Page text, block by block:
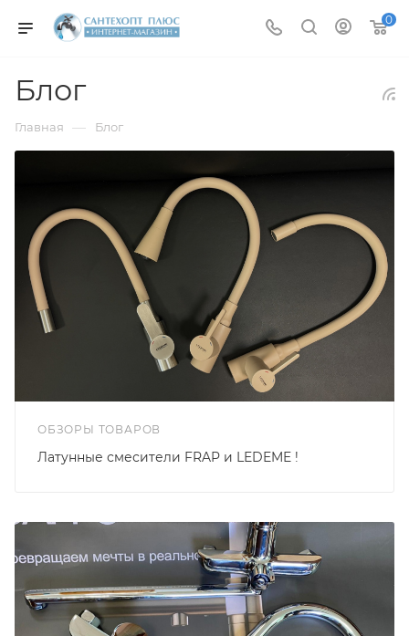
0
Блог
Главная — Блог
ОБЗОРЫ ТОВАРОВ
Латунные смесители FRAP и LEDEME !